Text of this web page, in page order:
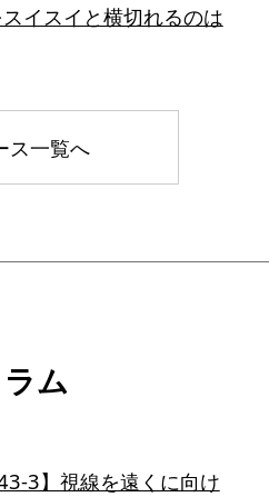
イスイと横切れるのは
ス一覧へ
ム
3】視線を遠くに向け